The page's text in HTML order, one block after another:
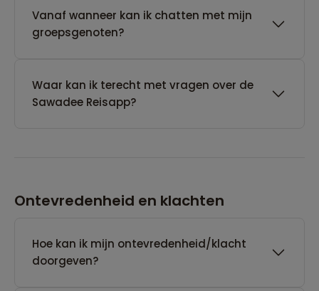
Vanaf wanneer kan ik chatten met mijn
groepsgenoten?
Waar kan ik terecht met vragen over de
Sawadee Reisapp?
Ontevredenheid en klachten
Hoe kan ik mijn ontevredenheid/klacht
doorgeven?